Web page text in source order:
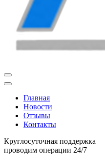
Главная
Новости
Отзывы
Контакты
Круглосуточная поддержка
проводим операции 24/7